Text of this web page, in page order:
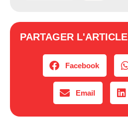
PARTAGER L'ARTICLE
Facebook
Email